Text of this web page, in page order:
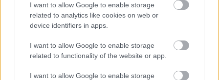
I want to allow Google to enable storage
related to analytics like cookies on web or
device identifiers in apps.
I want to allow Google to enable storage
related to functionality of the website or app.
I want to allow Google to enable storage
Túlfogyasztás napja - július 30-ra
felhasználta az emberiség a Föld egész
évre elegendő erőforrásait
Ingyenes hepatitis C-szűrés lesz az